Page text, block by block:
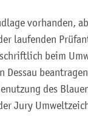
vorhanden,
laufenden
beim
Dessau
des
Jury